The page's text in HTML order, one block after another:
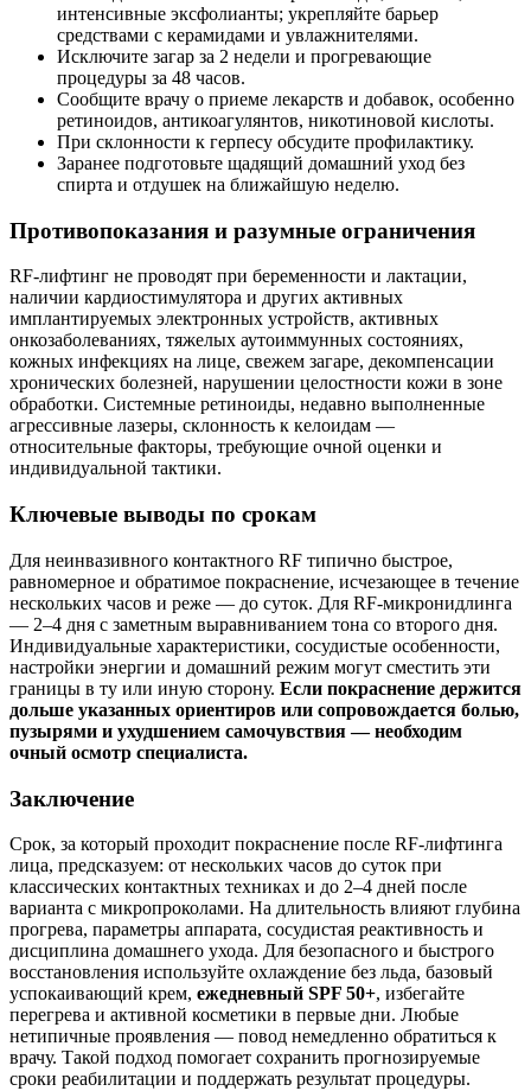
интенсивные эксфолианты; укрепляйте барьер
средствами с керамидами и увлажнителями.
Исключите загар за 2 недели и прогревающие
процедуры за 48 часов.
Сообщите врачу о приеме лекарств и добавок, особенно
ретиноидов, антикоагулянтов, никотиновой кислоты.
При склонности к герпесу обсудите профилактику.
Заранее подготовьте щадящий домашний уход без
спирта и отдушек на ближайшую неделю.
Противопоказания и разумные ограничения
RF‑лифтинг не проводят при беременности и лактации,
наличии кардиостимулятора и других активных
имплантируемых электронных устройств, активных
онкозаболеваниях, тяжелых аутоиммунных состояниях,
кожных инфекциях на лице, свежем загаре, декомпенсации
хронических болезней, нарушении целостности кожи в зоне
обработки. Системные ретиноиды, недавно выполненные
агрессивные лазеры, склонность к келоидам —
относительные факторы, требующие очной оценки и
индивидуальной тактики.
Ключевые выводы по срокам
Для неинвазивного контактного RF типично быстрое,
равномерное и обратимое покраснение, исчезающее в течение
нескольких часов и реже — до суток. Для RF‑микронидлинга
— 2–4 дня с заметным выравниванием тона со второго дня.
Индивидуальные характеристики, сосудистые особенности,
настройки энергии и домашний режим могут сместить эти
границы в ту или иную сторону. Если покраснение держится
дольше указанных ориентиров или сопровождается болью,
пузырями и ухудшением самочувствия — необходим
очный осмотр специалиста.
Заключение
Срок, за который проходит покраснение после RF‑лифтинга
лица, предсказуем: от нескольких часов до суток при
классических контактных техниках и до 2–4 дней после
варианта с микропроколами. На длительность влияют глубина
прогрева, параметры аппарата, сосудистая реактивность и
дисциплина домашнего ухода. Для безопасного и быстрого
восстановления используйте охлаждение без льда, базовый
успокаивающий крем, ежедневный SPF 50+, избегайте
перегрева и активной косметики в первые дни. Любые
нетипичные проявления — повод немедленно обратиться к
врачу. Такой подход помогает сохранить прогнозируемые
сроки реабилитации и поддержать результат процедуры.